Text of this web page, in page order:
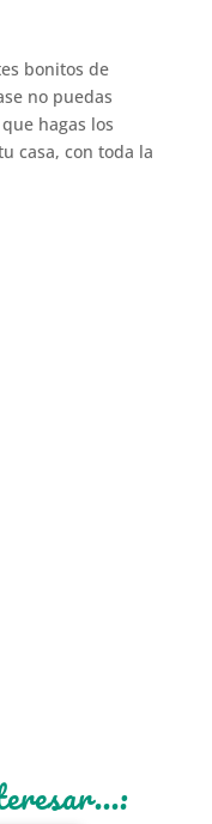
bonitos de
no puedas
hagas los
casa, con toda la